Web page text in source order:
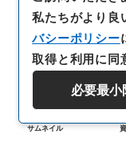
サムネイル
私たちがより良
バシーポリシー
取得と利用に同
必要最小